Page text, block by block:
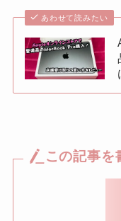
あわせて読みたい
この記事を